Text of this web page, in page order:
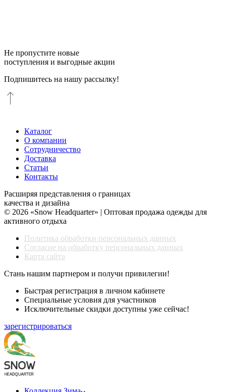
Не пропустите новые
поступления и выгодные акции
Подпишитесь на нашу рассылку!
Каталог
О компании
Сотрудничество
Доставка
Статьи
Контакты
Расширяя представления о границах
качества и дизайна
© 2026 «Snow Headquarter» | Оптовая продажа одежды для
активного отдыха
Политика обработки персональных данных
Согласие на обработку персональных данных
Карта сайта
Стань нашим партнером и получи привилегии!
Быстрая регистрация в личном кабинете
Специальные условия для участников
Исключительные скидки доступны уже сейчас!
зарегистрироваться